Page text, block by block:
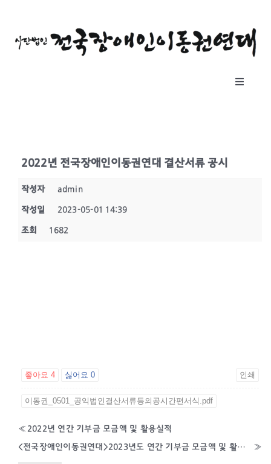
Toggle
공지사항
후원하기
2022년 전국장애인이동권연대 결산서류 공시
작성자 admin
작성일 2023-05-01 14:39
조회 1682
좋아요 4 싫어요0 인쇄
이동권_0501_공익법인결산서류등의공시간편서식.pdf
« 2022년 연간 기부금 모금액 및 활용실적
<전국장애인이동권연대>2023년도 연간 기부금 모금액 및 활용실적명세서 »